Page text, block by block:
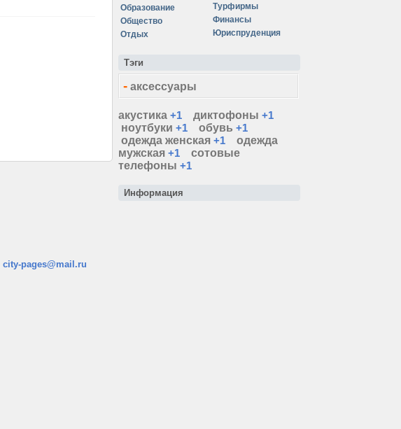
Образование
Общество
Отдых
Турфирмы
Финансы
Юриспруденция
Тэги
- аксессуары
акустика +1 диктофоны +1
ноутбуки +1 обувь +1
одежда женская +1
одежда
мужская +1
сотовые
телефоны +1
Информация
city-pages@mail.ru